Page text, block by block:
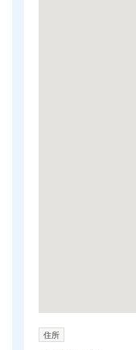
住所